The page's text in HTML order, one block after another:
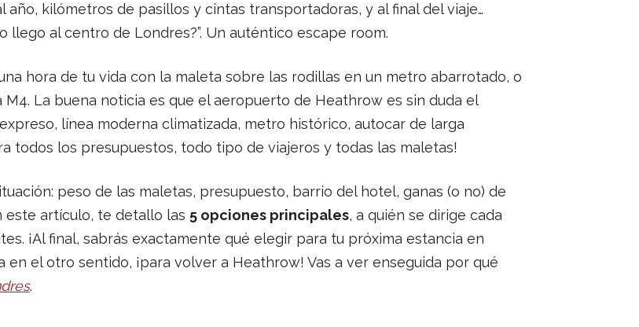
kilómetros de pasillos y cintas transportadoras, y al final del viaje…
llego al centro de Londres?”. Un auténtico escape room.
hora de tu vida con la maleta sobre las rodillas en un metro abarrotado, o
La buena noticia es que el aeropuerto de Heathrow es sin duda el
línea moderna climatizada, metro histórico, autocar de larga
todos los presupuestos, todo tipo de viajeros y todas las maletas!
peso de las maletas, presupuesto, barrio del hotel, ganas (o no) de
este artículo, te detallo las 5 opciones principales, a quién se dirige cada
¡Al final, sabrás exactamente qué elegir para tu próxima estancia en
el otro sentido, ¡para volver a Heathrow! Vas a ver enseguida por qué
.